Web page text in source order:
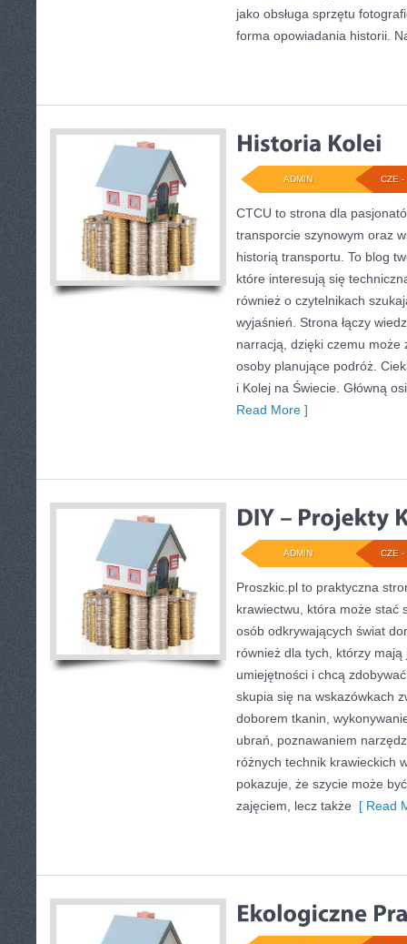
jako obsługa sprzętu
forma opowiadania historii.
CZE -
ADMIN
CTCU to strona dla
transporcie szynowym oraz
historią transportu. To blog
które interesują się
również o czytelnikach
wyjaśnień. Strona łączy
narracją, dzięki czemu może
osoby planujące podróż.
i Kolej na Świecie. Główną
Read More ]
CZE -
ADMIN
Proszkic.pl to praktyczna
krawiectwu, która może stać
osób odkrywających świat
również dla tych, którzy mają
umiejętności i chcą
skupia się na wskazówkach
doborem tkanin,
ubrań, poznawaniem
różnych technik krawieckich
pokazuje, że szycie może
zajęciem, lecz także [ Read